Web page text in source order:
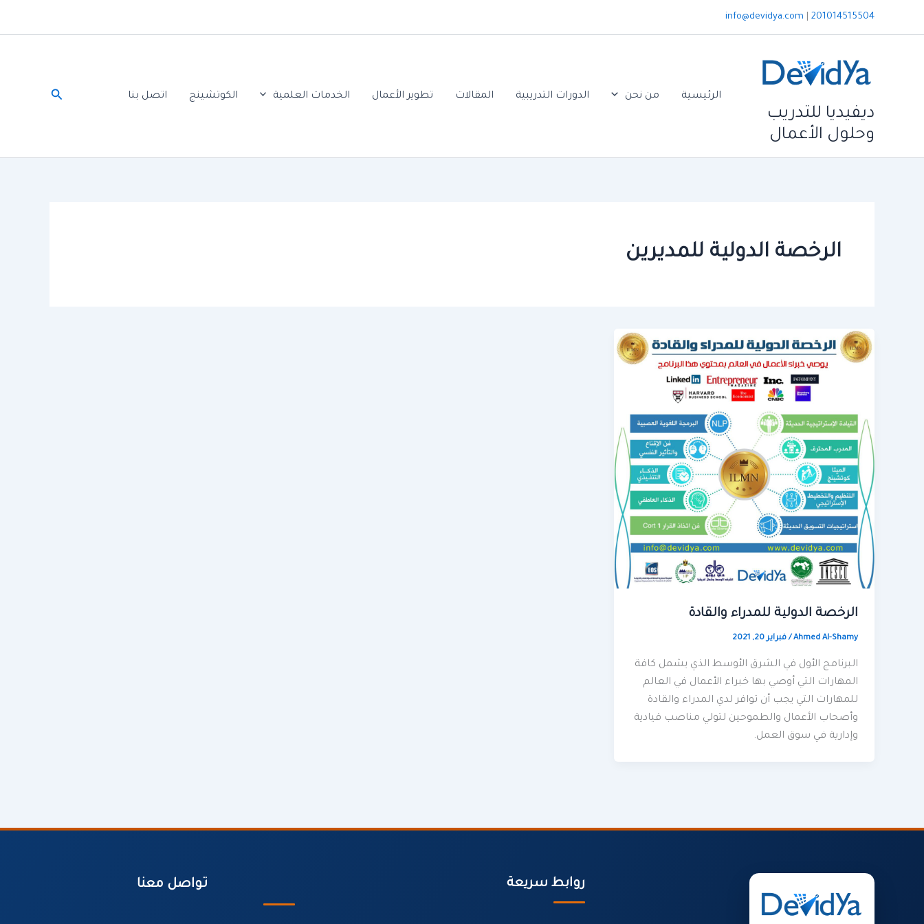
info@devidya.com 201014515504
ديفيديا للتدريب
وحلول الأعمال
الرئيسية من نحن الدورات التدريبية المقالات تطوير الأعمال الخدمات العلمية الكوتشينج اتصل بنا البحث
الرخصة الدولية للمديرين
الرخصة الدولية للمدراء والقادة
Ahmed Al-Shamy
/فبراير 20, 2021
البرنامج الأول في الشرق الأوسط الذي يشمل كافة
المهارات التي أوصي بها خبراء الأعمال في العالم
للمهارات التي يجب أن توافر لدي المدراء والقادة
وأصحاب الأعمال والطموحين لتولي مناصب قيادية
وإدارية في سوق العمل.
روابط سريعة تواصل معنا